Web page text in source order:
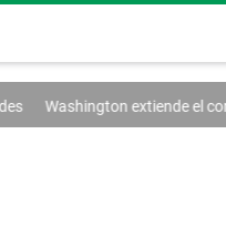
extiende el control de las